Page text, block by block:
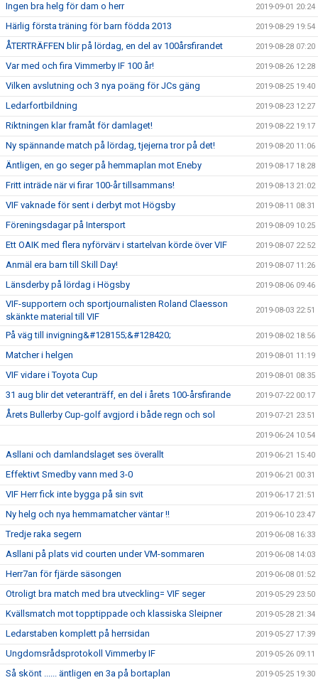
Ingen bra helg för dam o herr 2019-09-01 20:24
Härlig första träning för barn födda 2013 2019-08-29 19:54
ÅTERTRÄFFEN blir på lördag, en del av 100årsfirandet 2019-08-28 07:20
Var med och fira Vimmerby IF 100 år! 2019-08-26 12:28
Vilken avslutning och 3 nya poäng för JCs gäng 2019-08-25 19:40
Ledarfortbildning 2019-08-23 12:27
Riktningen klar framåt för damlaget! 2019-08-22 19:17
Ny spännande match på lördag, tjejerna tror på det! 2019-08-20 11:06
Äntligen, en go seger på hemmaplan mot Eneby 2019-08-17 18:28
Fritt inträde när vi firar 100-år tillsammans! 2019-08-13 21:02
VIF vaknade för sent i derbyt mot Högsby 2019-08-11 08:31
Föreningsdagar på Intersport 2019-08-09 10:25
Ett OAIK med flera nyförvärv i startelvan körde över VIF 2019-08-07 22:52
Anmäl era barn till Skill Day! 2019-08-07 11:26
Länsderby på lördag i Högsby 2019-08-06 09:46
VIF-supportern och sportjournalisten Roland Claesson
skänkte material till VIF
2019-08-03 22:51
På väg till invigning&#128155;&#128420; 2019-08-02 18:56
Matcher i helgen 2019-08-01 11:19
VIF vidare i Toyota Cup 2019-08-01 08:35
31 aug blir det veteranträff, en del i årets 100-årsfirande 2019-07-22 00:17
Årets Bullerby Cup-golf avgjord i både regn och sol 2019-07-21 23:51
2019-06-24 10:54
Asllani och damlandslaget ses överallt 2019-06-21 15:40
Effektivt Smedby vann med 3-0 2019-06-21 00:31
VIF Herr fick inte bygga på sin svit 2019-06-17 21:51
Ny helg och nya hemmamatcher väntar !! 2019-06-10 23:47
Tredje raka segern 2019-06-08 16:33
Asllani på plats vid courten under VM-sommaren 2019-06-08 14:03
Herr7an för fjärde säsongen 2019-06-08 01:52
Otroligt bra match med bra utveckling= VIF seger 2019-05-29 23:50
Kvällsmatch mot topptippade och klassiska Sleipner 2019-05-28 21:34
Ledarstaben komplett på herrsidan 2019-05-27 17:39
Ungdomsrådsprotokoll Vimmerby IF 2019-05-26 09:11
Så skönt ...... äntligen en 3a på bortaplan 2019-05-25 19:30